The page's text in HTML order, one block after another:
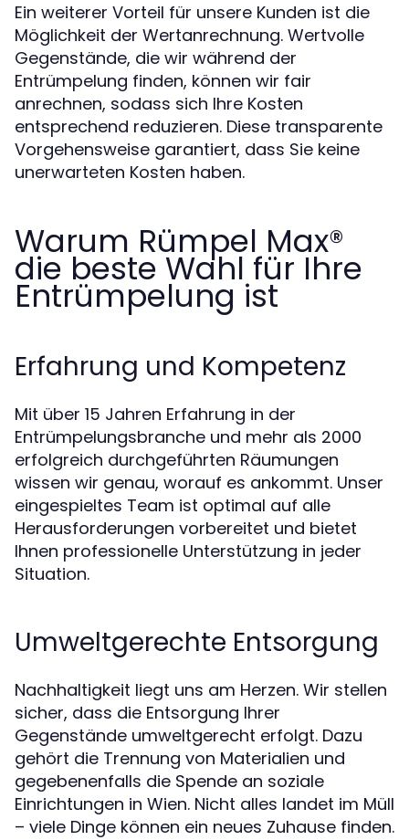
Ein weiterer Vorteil für unsere Kunden ist die
Möglichkeit der Wertanrechnung. Wertvolle
Gegenstände, die wir während der
Entrümpelung finden, können wir fair
anrechnen, sodass sich Ihre Kosten
entsprechend reduzieren. Diese transparente
Vorgehensweise garantiert, dass Sie keine
unerwarteten Kosten haben.
Warum Rümpel Max®
die beste Wahl für Ihre
Entrümpelung ist
Erfahrung und Kompetenz
Mit über 15 Jahren Erfahrung in der
Entrümpelungsbranche und mehr als 2000
erfolgreich durchgeführten Räumungen
wissen wir genau, worauf es ankommt. Unser
eingespieltes Team ist optimal auf alle
Herausforderungen vorbereitet und bietet
Ihnen professionelle Unterstützung in jeder
Situation.
Umweltgerechte Entsorgung
Nachhaltigkeit liegt uns am Herzen. Wir stellen
sicher, dass die Entsorgung Ihrer
Gegenstände umweltgerecht erfolgt. Dazu
gehört die Trennung von Materialien und
gegebenenfalls die Spende an soziale
Einrichtungen in Wien. Nicht alles landet im Müll
– viele Dinge können ein neues Zuhause finden.